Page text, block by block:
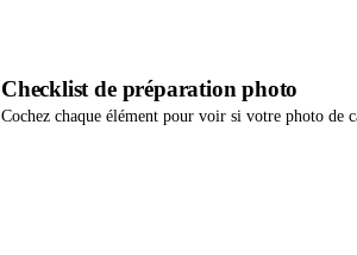
Checklist de préparation photo
Cochez chaque élément pour voir si votre photo de